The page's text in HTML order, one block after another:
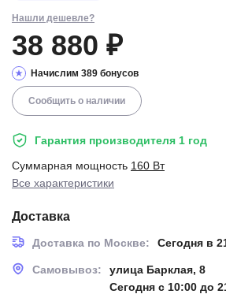
Гарантия производителя 1 год
Суммарная мощность 160 Вт
Все характеристики
Доставка
Доставка по Москве: Сегодня в
Самовывоз:
улица Барклая, 8
Сегодня с 10:00 до
Нашли дешевле?
38 880 ₽
Начислим 389 бонусов
Сообщить о наличии